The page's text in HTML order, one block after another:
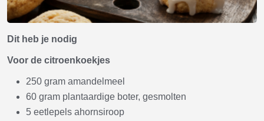
Dit heb je nodig
Voor de citroenkoekjes
250 gram amandelmeel
60 gram plantaardige boter, gesmolten
5 eetlepels ahornsiroop